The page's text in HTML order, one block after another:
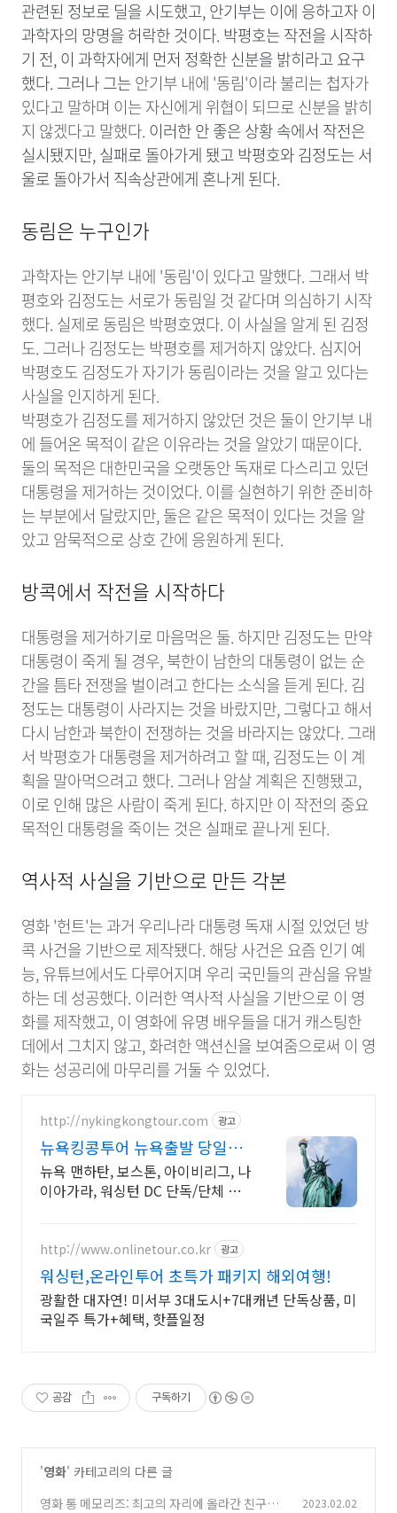
관련된 정보로 딜을 시도했고, 안기부는 이에 응하고자 이
과학자의 망명을 허락한 것이다. 박평호는 작전을 시작하
기 전, 이 과학자에게 먼저 정확한 신분을 밝히라고 요구
했다. 그러나 그는안기부 내에 '동림'이라 불리는 첩자가
있다고 말하며 이는 자신에게 위협이 되므로 신분을 밝히
지 않겠다고 말했다. 이러한 안 좋은 상황 속에서 작전은
실시됐지만, 실패로 돌아가게 됐고 박평호와 김정도는 서
울로 돌아가서 직속상관에게 혼나게 된다.
동림은 누구인가
과학자는 안기부 내에 '동림'이 있다고 말했다. 그래서 박
평호와 김정도는 서로가 동림일 것 같다며 의심하기 시작
했다. 실제로 동림은 박평호였다. 이 사실을 알게 된 김정
도. 그러나 김정도는 박평호를 제거하지 않았다. 심지어
박평호도 김정도가 자기가 동림이라는 것을 알고 있다는
사실을 인지하게 된다.
박평호가 김정도를 제거하지 않았던 것은 둘이 안기부 내
에 들어온 목적이 같은 이유라는 것을 알았기 때문이다.
둘의 목적은 대한민국을 오랫동안 독재로 다스리고 있던
대통령을 제거하는 것이었다. 이를 실현하기 위한 준비하
는 부분에서 달랐지만, 둘은 같은 목적이 있다는 것을 알
았고 암묵적으로 상호 간에 응원하게 된다.
방콕에서 작전을 시작하다
대통령을 제거하기로 마음먹은 둘. 하지만 김정도는 만약
대통령이 죽게 될 경우, 북한이 남한의 대통령이 없는 순
간을 틈타 전쟁을 벌이려고 한다는 소식을 듣게 된다. 김
정도는 대통령이 사라지는 것을 바랐지만, 그렇다고 해서
다시 남한과 북한이 전쟁하는 것을 바라지는 않았다. 그래
서 박평호가 대통령을 제거하려고 할 때, 김정도는 이 계
획을 말아먹으려고 했다. 그러나 암살 계획은 진행됐고,
이로 인해 많은 사람이 죽게 된다. 하지만 이 작전의 중요
목적인 대통령을 죽이는 것은 실패로 끝나게 된다.
역사적 사실을 기반으로 만든 각본
영화 '헌트'는 과거 우리나라 대통령 독재 시절 있었던 방
콕 사건을 기반으로 제작됐다. 해당 사건은 요즘 인기 예
능, 유튜브에서도 다루어지며 우리 국민들의 관심을 유발
하는 데 성공했다. 이러한 역사적 사실을 기반으로 이 영
화를 제작했고, 이 영화에 유명 배우들을 대거 캐스팅한
데에서 그치지 않고, 화려한 액션신을 보여줌으로써 이 영
화는 성공리에 마무리를 거둘 수 있었다.
http://nykingkongtour.com 광고
뉴욕킹콩투어 뉴욕출발 당일투
어
뉴욕 맨하탄, 보스톤, 아이비리그, 나
이아가라, 워싱턴 DC 단독/단체 럭
http://www.onlinetour.co.kr 광고
워싱턴,온라인투어 초특가 패키지 해외여행!
광활한 대자연! 미서부 3대도시+7대캐년 단독상품, 미
국일주 특가+혜택, 핫플일정
공감 구독하기
'영화' 카테고리의 다른 글
영화 통 메모리즈: 최고의 자리에 올라간 친구들
2023.02.02